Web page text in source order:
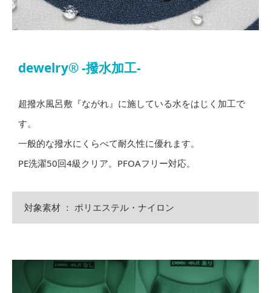
dewelry® -撥水加工-
超撥水風呂敷『ながれ』に施している水をはじく加工で
す。
一般的な撥水にくらべて耐久性に優れます。
PE洗濯50回4級クリア。PFOAフリー対応。
対象素材 ： ポリエステル・ナイロン